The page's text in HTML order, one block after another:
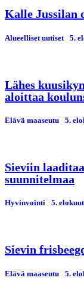
Kalle Jussilan
Alueelliset uutiset 5.
Lähes
aloittaa
Elävä maaseutu 5.
Sieviin
suunnitelmaa
Hyvinvointi 5.
Sievin
Elävä maaseutu 5.